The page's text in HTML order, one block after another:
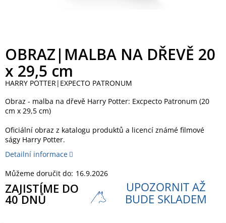
OBRAZ|MALBA NA DŘEVĚ 20
x 29,5 cm
HARRY POTTER|EXPECTO PATRONUM
Obraz - malba na dřevě Harry Potter: Excpecto Patronum (20
cm x 29,5 cm)
Oficiální obraz z katalogu produktů a licencí známé filmové
ságy Harry Potter.
Detailní informace
Můžeme doručit do: 16.9.2026
ZAJISTÍME DO
40 DNŮ
UPOZORNIT AŽ
BUDE SKLADEM